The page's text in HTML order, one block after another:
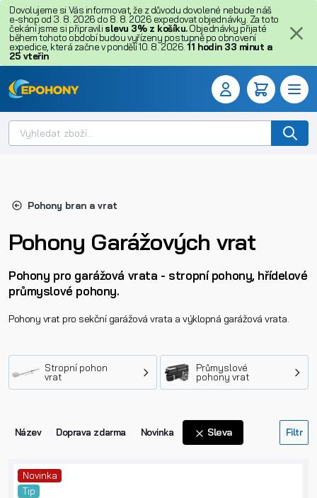
Dovolujeme si Vás informovat, že z důvodu dovolené nebude náš
e-shop od 3. 8. 2026 do 8. 8. 2026 expedovat objednávky. Za toto
čekání jsme si připravili slevu 3% z košíku.Objednávky přijaté
během tohoto období budou vyřízeny postupně po obnovení
expedice, která začne v pondělí 10. 8. 2026. 11 hodin 33 minut a
24 vteřin
Pohony bran a vrat
Pohony Garážových vrat
Pohony pro garážová vrata - stropní pohony, hřídelové
průmyslové pohony.
Pohony vrat pro sekční garážová vrata a výklopná garážová vrata.
Stropní pohon
vrat
Průmyslové
pohony vrat
Název Doprava zdarma Novinka Sleva
Novinka
Tip